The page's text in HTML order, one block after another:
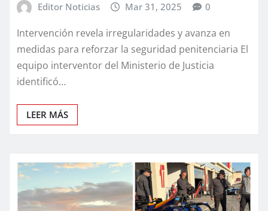
Editor Noticias Mar 31, 2025 0
Intervención revela irregularidades y avanza en
medidas para reforzar la seguridad penitenciaria El
equipo interventor del Ministerio de Justicia
identificó…
LEER MÁS